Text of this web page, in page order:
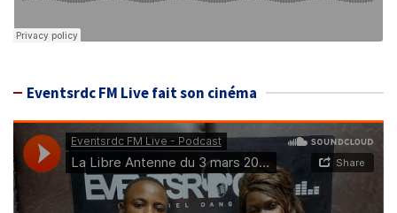
Eventsrdc FM Live fait son cinéma